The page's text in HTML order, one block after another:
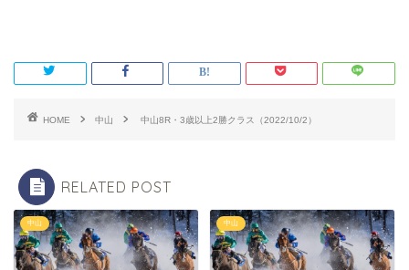
HOME 中山 中山8R・3歳以上2勝クラス（2022/10/2）
RELATED POST
中山 中山